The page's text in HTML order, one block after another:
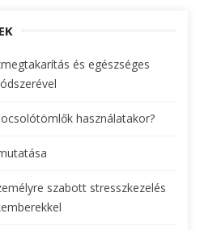
és egészséges
használatakor?
szabott stresszkezelés